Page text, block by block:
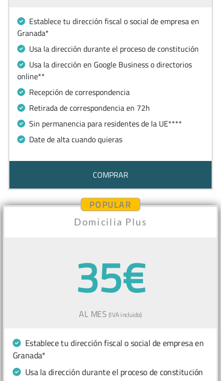
Establece tu dirección fiscal o social de empresa en
Granada*
Usa la dirección durante el proceso de constitución
Usa la dirección en Google Business o directorios
online**
Recepción de correspondencia
Retirada de correspondencia en 72h
Sin permanencia para residentes de la UE****
Date de alta cuando quieras
COMPRAR
POPULAR
Domicilia Plus
35€
AL MES(IVA incluido)
Establece tu dirección fiscal o social de empresa en
Granada*
Usa la dirección durante el proceso de constitución